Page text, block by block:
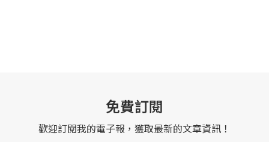
免費訂閱
歡迎訂閱我的電子報，獲取最新的文章資訊！